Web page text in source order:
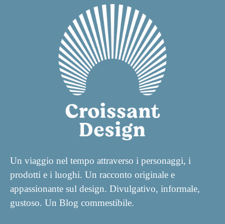
Un viaggio nel tempo attraverso i personaggi, i
prodotti e i luoghi. Un racconto originale e
appassionante sul design. Divulgativo, informale,
gustoso. Un Blog commestibile.